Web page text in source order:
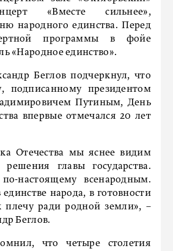
«Вместе сильнее»,
народного единства. Перед
программы в фойе
«Народное единство».
Беглов подчеркнул, что
подписанному президентом
Путиным, День
впервые отмечался 20 лет
Отечества мы яснее видим
решения главы государства.
настоящему всенародным.
народа, в готовности
плечу ради родной земли», –
Беглов.
что четыре столетия